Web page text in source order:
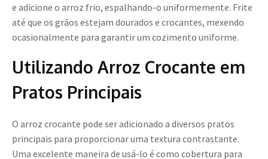
e adicione o arroz frio, espalhando-o uniformemente. Frite
até que os grãos estejam dourados e crocantes, mexendo
ocasionalmente para garantir um cozimento uniforme.
Utilizando Arroz Crocante em
Pratos Principais
O arroz crocante pode ser adicionado a diversos pratos
principais para proporcionar uma textura contrastante.
Uma excelente maneira de usá-lo é como cobertura para